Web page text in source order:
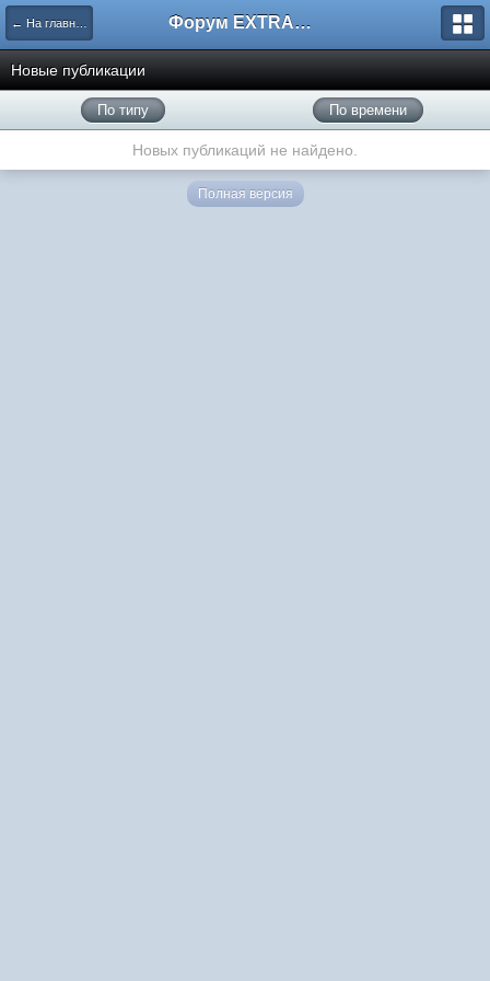
← На главную Форум EXTRACTOR.ru
Новые публикации
По типу По времени
Новых публикаций не найдено.
Полная версия